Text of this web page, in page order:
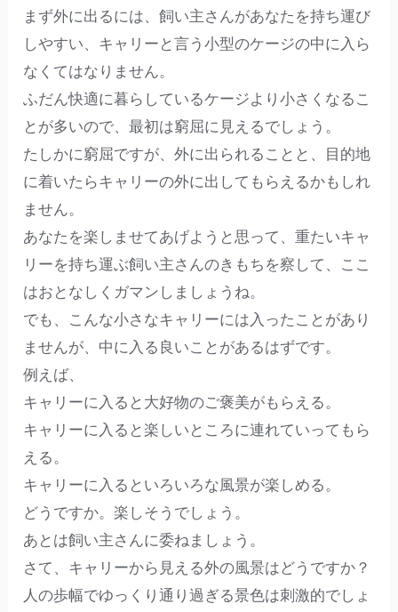
まず外に出るには、飼い主さんがあなたを持ち運び
しやすい、キャリーと言う小型のケージの中に入ら
なくてはなりません。
ふだん快適に暮らしているケージより小さくなるこ
とが多いので、最初は窮屈に見えるでしょう。
たしかに窮屈ですが、外に出られることと、目的地
に着いたらキャリーの外に出してもらえるかもしれ
ません。
あなたを楽しませてあげようと思って、重たいキャ
リーを持ち運ぶ飼い主さんのきもちを察して、ここ
はおとなしくガマンしましょうね。
でも、こんな小さなキャリーには入ったことがあり
ませんが、中に入る良いことがあるはずです。
例えば、
キャリーに入ると大好物のご褒美がもらえる。
キャリーに入ると楽しいところに連れていってもら
える。
キャリーに入るといろいろな風景が楽しめる。
どうですか。楽しそうでしょう。
あとは飼い主さんに委ねましょう。
さて、キャリーから見える外の風景はどうですか？
人の歩幅でゆっくり通り過ぎる景色は刺激的でしょ